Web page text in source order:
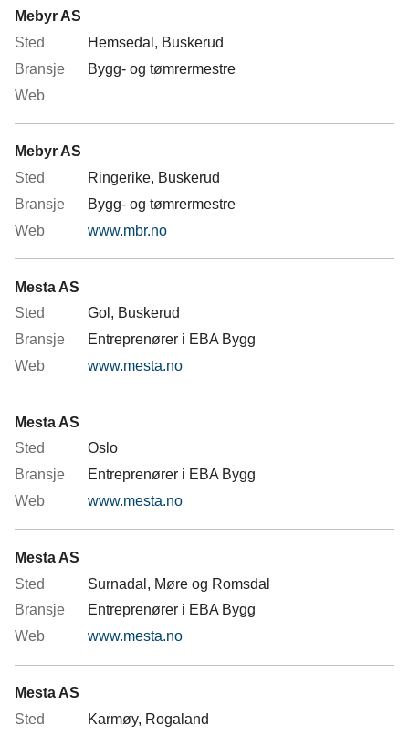
Mebyr AS
Hemsedal, Buskerud
Bygg- og tømrermestre
Mebyr AS
Ringerike, Buskerud
Bygg- og tømrermestre
www.mbr.no
Mesta AS
Gol, Buskerud
Entreprenører i EBA Bygg
www.mesta.no
Mesta AS
Oslo
Entreprenører i EBA Bygg
www.mesta.no
Mesta AS
Surnadal, Møre og Romsdal
Entreprenører i EBA Bygg
www.mesta.no
Mesta AS
Karmøy, Rogaland